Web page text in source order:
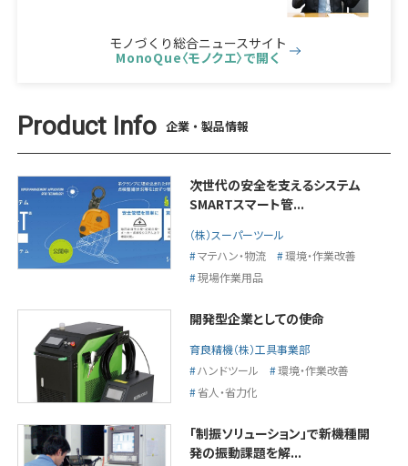
モノづくり総合ニュースサイト
MonoQue〈モノクエ〉で開く
Product Info 企業・製品情報
次世代の安全を支えるシステム
SMARTスマート管...
（株）スーパーツール
マテハン・物流
環境・作業改善
現場作業用品
開発型企業としての使命
育良精機（株）工具事業部
ハンドツール
環境・作業改善
省人・省力化
「制振ソリューション」で新機種開
発の振動課題を解...